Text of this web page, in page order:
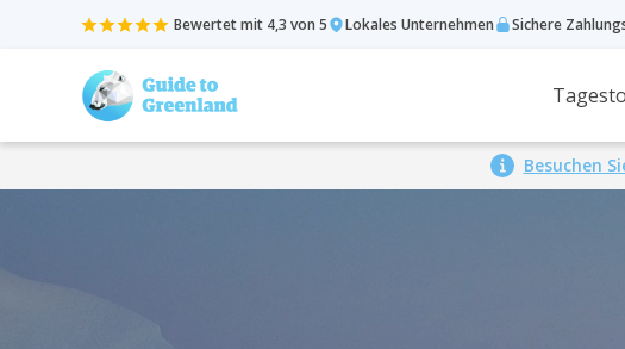
Bewertet mit 4,3 von 5 Lokales Unternehmen Sichere
Besuchen